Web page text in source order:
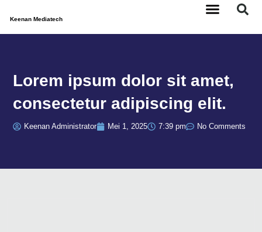
konten
Keenan Mediatech
Lorem ipsum dolor sit amet,
consectetur adipiscing elit.
Keenan Administrator Mei 1, 2025 7:39 pm No Comments